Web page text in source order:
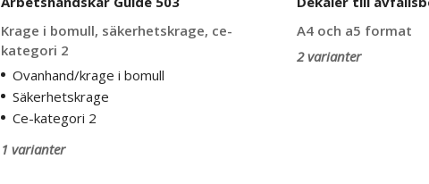
Krage i bomull, säkerhetskrage, ce-
kategori 2
Ovanhand/krage i bomull
Säkerhetskrage
Ce-kategori 2
1 varianter
A4 och a5 format
2 varianter